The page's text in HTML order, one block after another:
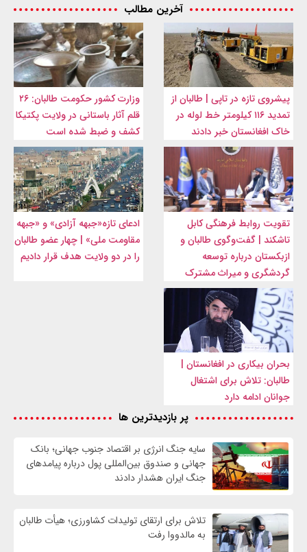
آخرین مطالب
پیشروی تازه در تاپی | طالبان از
تمدید ۱۱۶ کیلومتر خط لوله در
خاک افغانستان خبر دادند
وزارت کشور حکومت طالبان: ۲۶
قلم آثار باستانی در ولایت پکتیکا
کشف و ضبط شده است
تقویت روابط فرهنگی کابل
تاشکند | گفت‌وگوی طالبان و
ازبکستان درباره توسعه
گردشگری و میراث مشترک
ادعای تازه«جبهه آزادی» و «جبهه
مقاومت ملی» | چهار عضو طالبان
را در دو ولایت هدف قرار دادیم
بحران بیکاری در افغانستان |
طالبان: تلاش برای اشتغال
جوانان ادامه دارد
پر بازدیدترین ها
سایه جنگ انرژی بر اقتصاد جنوب جهانی؛ بانک
جهانی و صندوق بین‌المللی پول درباره پیامدهای
جنگ ایران هشدار دادند
تلاش برای ارتقای تولیدات کشاورزی؛ هیأت طالبان
به مالدووا رفت